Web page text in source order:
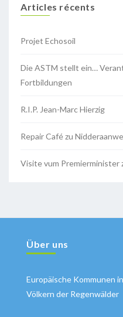
Articles récents
Projet Echosoil
Die ASTM stellt ein…
Fortbildungen
R.I.P. Jean-Marc Hierzig
Repair Café zu
Visite vum Premierminister
Über uns
Europäische Kommunen
Völkern der Regenwälder